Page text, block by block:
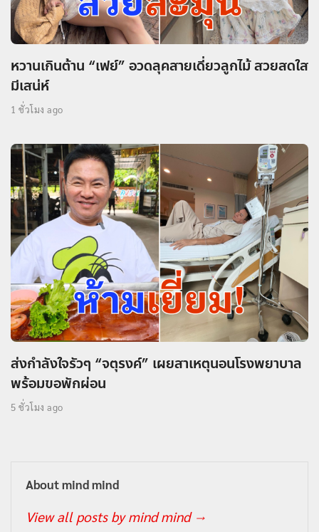
หวานเกินต้าน “เฟย์” อวดลุคสายเดี่ยวลูกไม้ สวยสดใส
มีเสน่ห์
1 ชั่วโมง ago
ส่งกำลังใจรัวๆ “จตุรงค์” เผยสาเหตุนอนโรงพยาบาล
พร้อมขอพักผ่อน
5 ชั่วโมง ago
About mind mind
View all posts by mind mind →